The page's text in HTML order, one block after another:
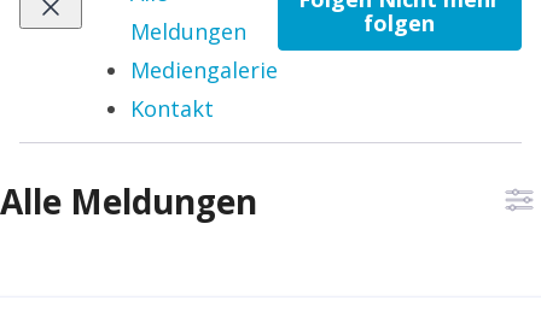
Meldungen
Mediengalerie
Kontakt
folgen
Alle Meldungen